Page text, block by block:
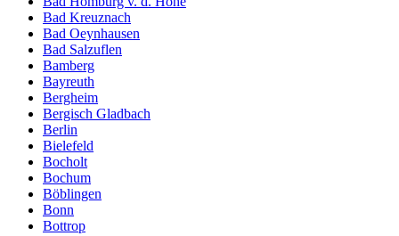
Bad Kreuznach
Bad Oeynhausen
Bad Salzuflen
Bamberg
Bayreuth
Bergheim
Bergisch Gladbach
Berlin
Bielefeld
Bocholt
Bochum
Böblingen
Bonn
Bottrop